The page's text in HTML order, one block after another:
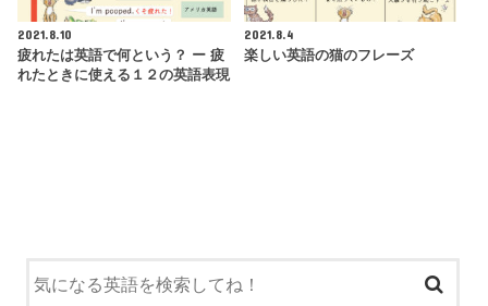
2021.8.10
疲れたは英語で何という？ ー 疲
れたときに使える１２の英語表現
2021.8.4
楽しい英語の猫のフレーズ